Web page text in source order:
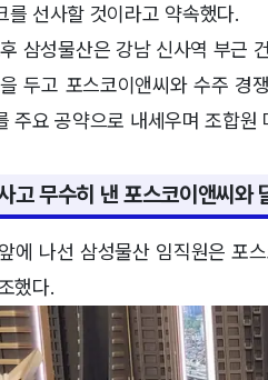
를 선사할 것이라고 약속했다.
삼성물산은 강남 신사역 부근
두고 포스코이앤씨와 수주 경
주요 공약으로 내세우며 조합원
고 무수히 낸 포스코이앤씨와
에 나선 삼성물산 임직원은 포
했다.